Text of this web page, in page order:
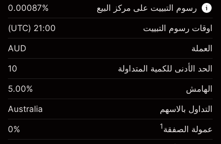
اعرف المزيد عن:
عقود الفروقات
الهامش. استثمارك A$1,000.00
-0.022788
%
(-A$4.56)
حجم التداول مع الرافعة المالية ~ $
A$20,000.00
المال من الرافعة المالية ~
رسوم التبييت على مركز البيع
الهامش. استثمارك A$1,000.00
رسم المبيت 0.00087%
(A$0.17)
حجم التداول مع الرافعة المالية ~ $A$20,000.00
المال من الرافعة المالية ~
0.00087%
اوقات رسوم التبييت 21:00
(UTC)
العملة AUD
الحد الأدنى للكمية المتداولة 10
الهامش 5.00%
التداول بالاسهم Australia
عمولة الصفقة1
0%